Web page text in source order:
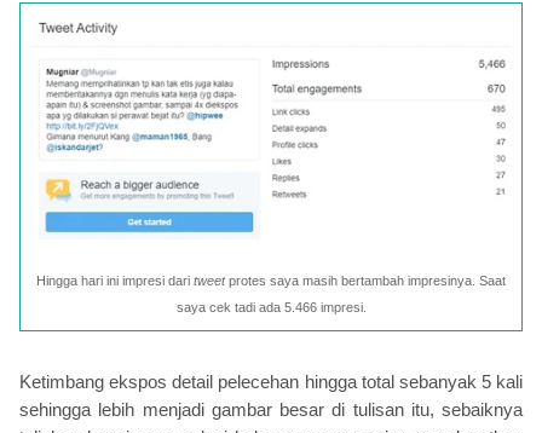
Hingga hari ini impresi dari tweetprotes saya masih bertambah impresinya. Saat
saya cek tadi ada 5.466 impresi.
Ketimbang ekspos detail pelecehan hingga total sebanyak 5 kali
sehingga lebih menjadi gambar besar di tulisan itu, sebaiknya